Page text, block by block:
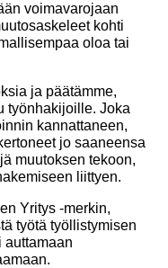
voimavarojaan
kohti
oloa tai
ja päätämme,
työnhakijoille. Joka
kannattaneen,
jo saaneensa
muutoksen tekoon,
liittyen.
Yritys -merkin,
työtä työllistymisen
auttamaan